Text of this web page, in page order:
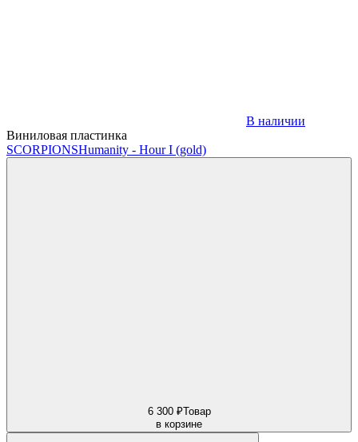
В наличии
Виниловая пластинка
SCORPIONSHumanity - Hour I (gold)
6 300 ₽Товар
в корзине